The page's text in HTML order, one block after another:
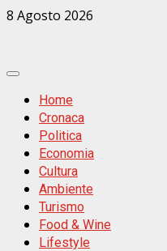
Zum
8 Agosto 2026
Primäres
MenüHome
Cronaca
Politica
Economia
Cultura
Ambiente
Turismo
Food & Wine
Lifestyle